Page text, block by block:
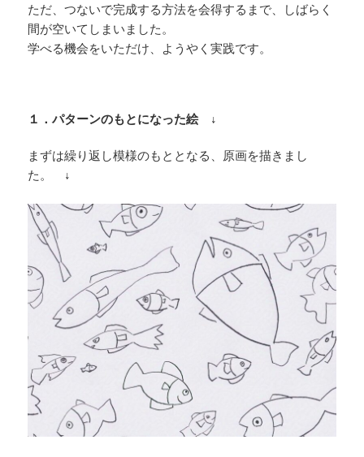
ただ、つないで完成する方法を会得するまで、しばらく
間が空いてしまいました。
学べる機会をいただけ、ようやく実践です。
１．パターンのもとになった絵 ↓
まずは繰り返し模様のもととなる、原画を描きまし
た。 ↓